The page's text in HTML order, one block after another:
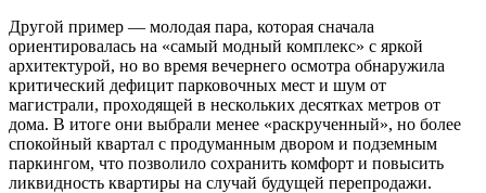
Другой пример — молодая пара, которая сначала
ориентировалась на «самый модный комплекс» с яркой
архитектурой, но во время вечернего осмотра обнаружила
критический дефицит парковочных мест и шум от
магистрали, проходящей в нескольких десятках метров от
дома. В итоге они выбрали менее «раскрученный», но более
спокойный квартал с продуманным двором и подземным
паркингом, что позволило сохранить комфорт и повысить
ликвидность квартиры на случай будущей перепродажи.